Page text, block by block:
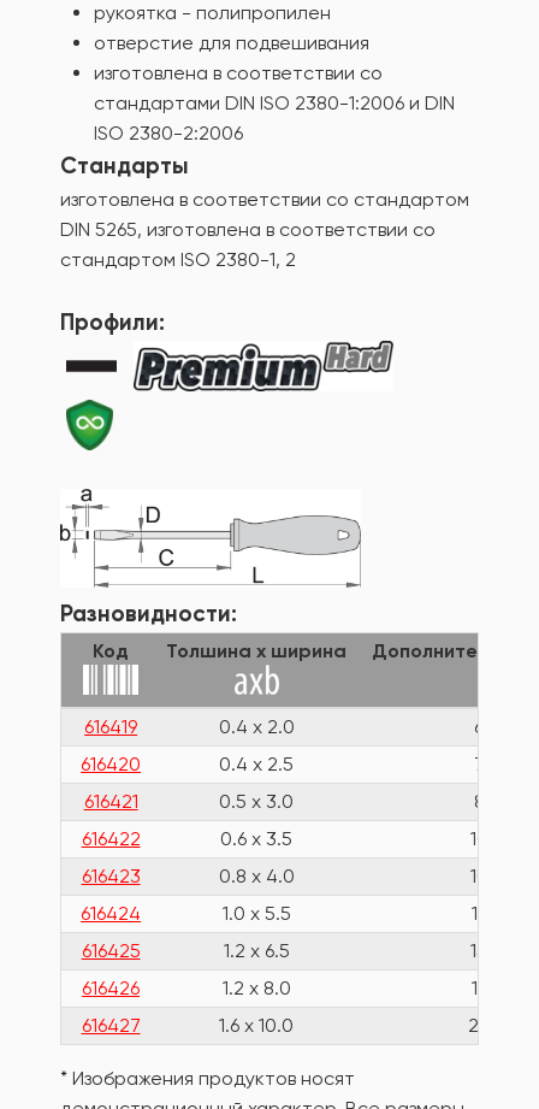
рукоятка - полипропилен
отверстие для подвешивания
изготовлена в соответствии со
стандартами DIN ISO 2380-1:2006 и DIN
ISO 2380-2:2006
Стандарты
изготовлена в соответствии со стандартом
DIN 5265, изготовлена в соответствии со
стандартом ISO 2380-1, 2
Профили:
Разновидности:
Код Толшина x ширина
616419 0.4 x 2.0
60
616420
0.4 x 2.5
75
616421
0.5 x 3.0
80
616422
0.6 x 3.5
100
616423
0.8 x 4.0
100
616424
1.0 x 5.5
125
616425
1.2 x 6.5
150
616426
1.2 x 8.0
175
616427
1.6 x 10.0 200
* Изображения продуктов носят